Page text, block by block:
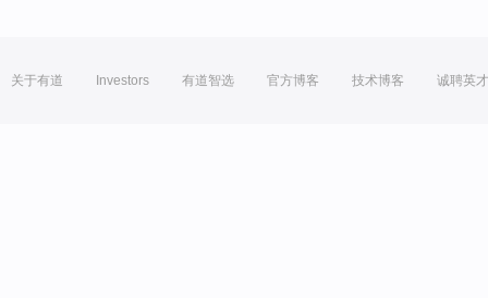
关于有道 Investors 有道智选 官方博客 技术博客 诚聘英才